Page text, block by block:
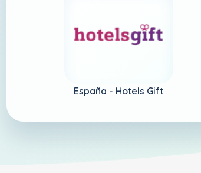
España - Hotels Gift